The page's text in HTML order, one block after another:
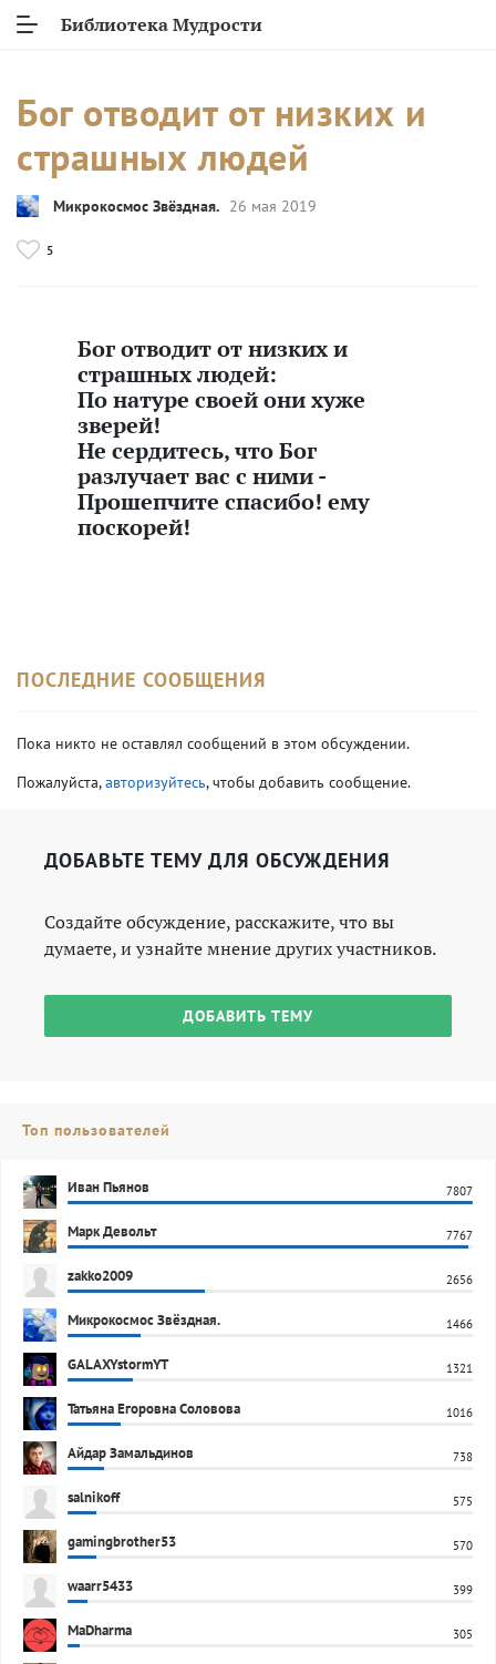
Библиотека Мудрости
Бог отводит от низких и
страшных людей
Микрокосмос Звёздная. 26 мая 2019
5
Бог отводит от низких и
страшных людей:
По натуре своей они хуже
зверей!
Не сердитесь, что Бог
разлучает вас с ними -
Прошепчите спасибо! ему
поскорей!
ПОСЛЕДНИЕ СООБЩЕНИЯ
Пока никто не оставлял сообщений в этом обсуждении.
Пожалуйста,авторизуйтесь, чтобы добавить сообщение.
ДОБАВЬТЕ ТЕМУ ДЛЯ ОБСУЖДЕНИЯ
Создайте обсуждение, расскажите, что вы
думаете, и узнайте мнение других участников.
ДОБАВИТЬ ТЕМУ
Топ пользователей
Иван Пьянов 7807
Марк Девольт 7767
zakko2009 2656
Микрокосмос Звёздная. 1466
GALAXYstormYT 1321
Татьяна Егоровна Соловова 1016
Айдар Замальдинов 738
salnikoff 575
gamingbrother53 570
waarr5433 399
MaDharma 305